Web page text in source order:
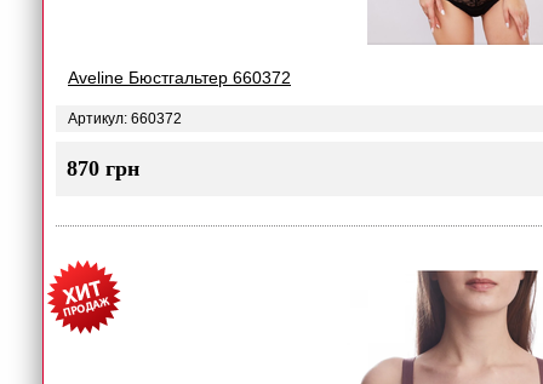
Aveline Бюстгальтер 660372
Артикул: 660372
870 грн